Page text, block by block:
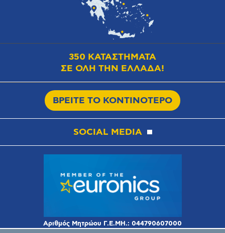
350 ΚΑΤΑΣΤΗΜΑΤΑ
ΣΕ ΟΛΗ ΤΗΝ ΕΛΛΑΔΑ!
ΒΡΕΙΤΕ ΤΟ ΚΟΝΤΙΝΟΤΕΡΟ
SOCIAL MEDIA